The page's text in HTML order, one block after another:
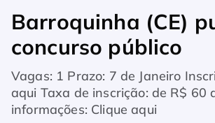
Barroquinha (CE)
concurso público
Vagas: 1 Prazo: 7 de Janeiro
aqui Taxa de inscrição: de R$ 60
informações: Clique aqui